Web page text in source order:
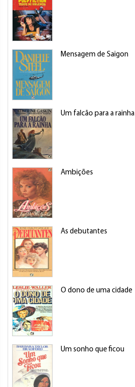
Mensagem de Saigon
Um falcão para a rainha
Ambições
As debutantes
O dono de uma cidade
Um sonho que ficou